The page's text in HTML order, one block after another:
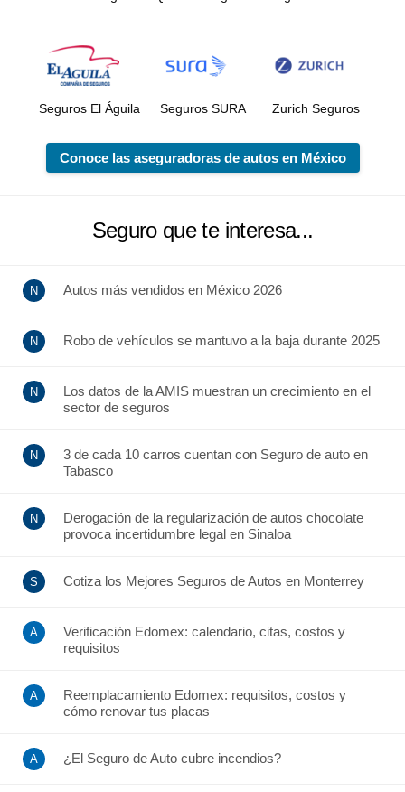
Seguros El Águila Seguros SURA Zurich Seguros
Conoce las aseguradoras de autos en México
Seguro que te interesa...
Autos más vendidos en México 2026
Robo de vehículos se mantuvo a la baja durante 2025
Los datos de la AMIS muestran un crecimiento en el
sector de seguros
3 de cada 10 carros cuentan con Seguro de auto en
Tabasco
Derogación de la regularización de autos chocolate
provoca incertidumbre legal en Sinaloa
Cotiza los Mejores Seguros de Autos en Monterrey
Verificación Edomex: calendario, citas, costos y
requisitos
Reemplacamiento Edomex: requisitos, costos y
cómo renovar tus placas
¿El Seguro de Auto cubre incendios?